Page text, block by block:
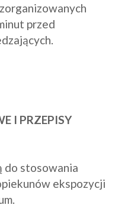
przed
I PRZEPISY
do stosowania
ekspozycji